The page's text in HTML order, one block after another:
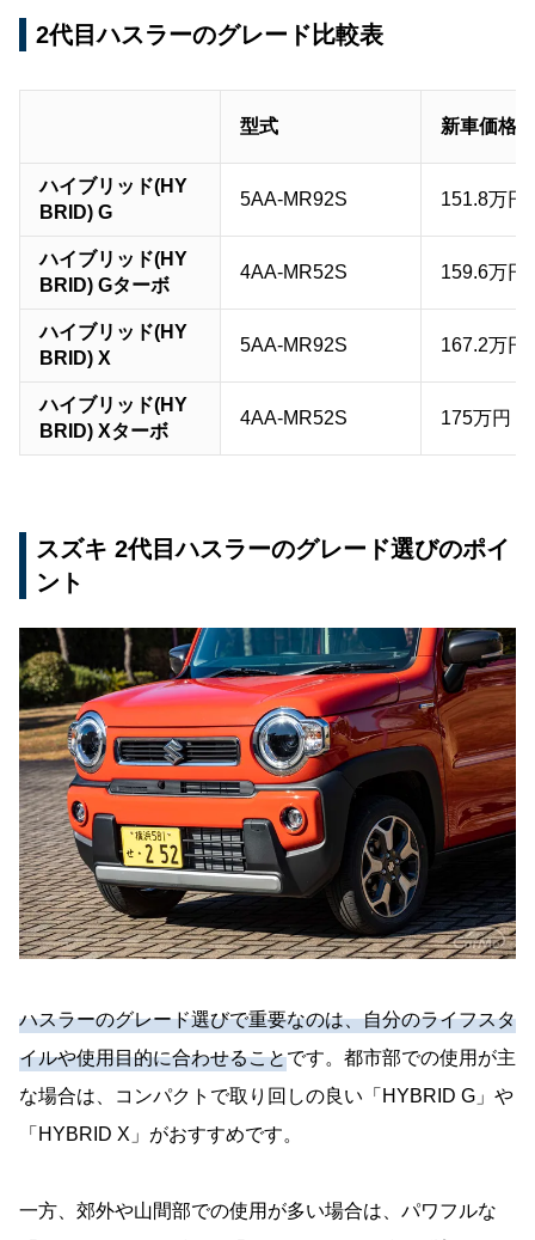
2代目ハスラーのグレード比較表
型式 新車価格
ハイブリッド(HY
BRID) G
5AA-MR92S 151.8万円
ハイブリッド(HY
BRID) Gターボ
4AA-MR52S 159.6万円
ハイブリッド(HY
BRID) X
5AA-MR92S 167.2万円
ハイブリッド(HY
BRID) Xターボ
4AA-MR52S 175万円
スズキ 2代目ハスラーのグレード選びのポイ
ント
ハスラーのグレード選びで重要なのは、自分のライフスタ
イルや使用目的に合わせることです。都市部での使用が主
な場合は、コンパクトで取り回しの良い「HYBRID G」や
「HYBRID X」がおすすめです。
一方、郊外や山間部での使用が多い場合は、パワフルな